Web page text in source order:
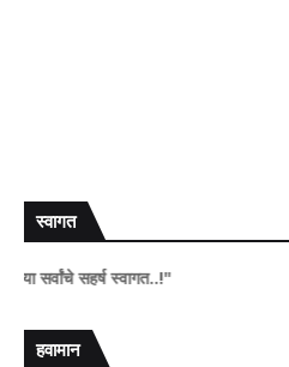
स्वागत
सहर्ष स्वागत..!"
हवामान